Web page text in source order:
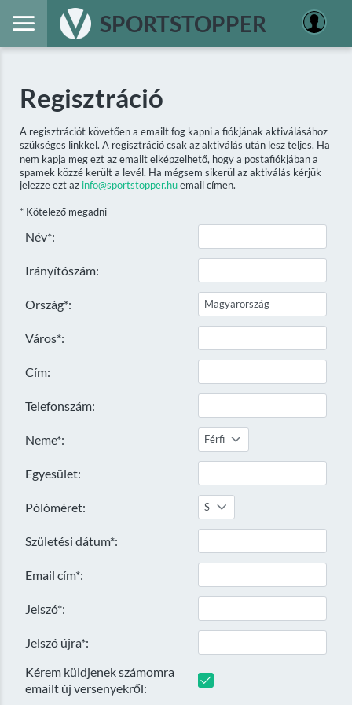
SPORTSTOPPER
Regisztráció
A regisztrációt követően a emailt fog kapni a fiókjának aktiválásához
szükséges linkkel. A regisztráció csak az aktiválás után lesz teljes. Ha
nem kapja meg ezt az emailt elképzelhető, hogy a postafiókjában a
spamek közzé került a levél. Ha mégsem sikerül az aktiválás kérjük
jelezze ezt az info@sportstopper.huemail címen.
* Kötelező megadni
Név*:
Irányítószám:
Ország*:
Város*:
Cím:
Telefonszám:
Neme*: Férfi
Egyesület:
Pólóméret: S
Születési dátum*:
Email cím*:
Jelszó*:
Jelszó újra*:
Kérem küldjenek számomra
emailt új versenyekről: